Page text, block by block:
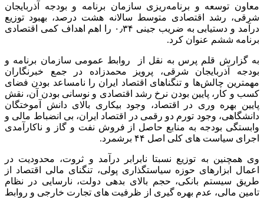
معاون توسعه و برنامه‌ریزی سازمان برنامه و بودجه آذربایجان
شرقی، رشد اقتصادی متوسط سالانه هشت درصد، بهبود توزیع
درآمد و دستیابی به ضریب جینی ۰٫۳۴ را اهم اهداف کمی اقتصادی
برنامه ششم عنوان کرد.
به گزارش قلم پرس به نقل از روابط عمومی سازمان برنامه و
بودجه آذربایجان شرقی، پرویز محمدزاده در جمع خبرنگاران
مهمترین چالش‌ها و تنگناهای اقتصاد ایران را نامساعد بودن فضای
کسب و کار، پایین بودن نرخ رشد اقتصادی و نوسانی بودن آن، نقش
پایین بهره وری در اقتصاد، وجود بیکاری بالای دانش آموختگان
دانشگاهی، وجود تورم دو رقمی در اقتصاد ایران، بی انضباط مالی و
وابستگی بودجه به منابع حاصل از فروش نفت و گاز و ناکارآمدی
اجرای سیاست های کلی اصل ۴۴ برشمرد.
وی همچنین به توزیع نسبتا نابرابر درآمد و ثروت، محدودیت در
اعمال ابزارهای حوزه سیاستگذاری پولی، تنگنای مالی اقتصاد از
طریق سیستم بانکی، حجم بالای بدهی دولت، نارسایی در نظام
تامین مالی، عدم بهره گیری از ظرفیت های تجارت خارجی و روابط